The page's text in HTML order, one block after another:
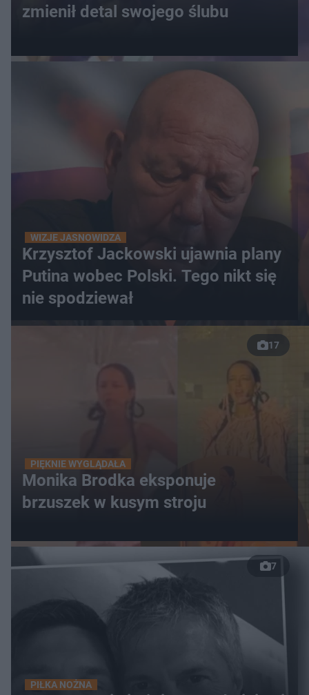
zmienił detal swojego ślubu
WIZJE JASNOWIDZA
Krzysztof Jackowski ujawnia plany
Putina wobec Polski. Tego nikt się
nie spodziewał
17
PIĘKNIE WYGLĄDAŁA
Monika Brodka eksponuje
brzuszek w kusym stroju
7
PIŁKA NOŻNA